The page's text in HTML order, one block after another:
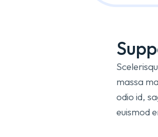
massa
odio id,
euismod